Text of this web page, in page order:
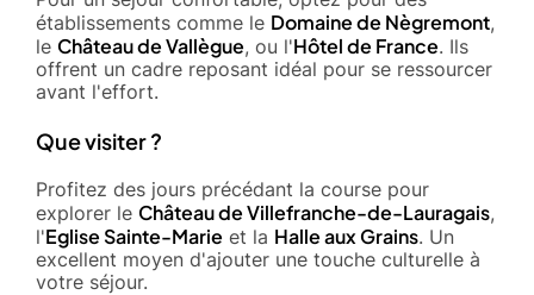
établissements comme le Domaine de Nègremont,
le Château de Vallègue, ou l'Hôtel de France. Ils
offrent un cadre reposant idéal pour se ressourcer
avant l'effort.
Que visiter ?
Profitez des jours précédant la course pour
explorer le Château de Villefranche-de-Lauragais,
l'Eglise Sainte-Marie et la Halle aux Grains. Un
excellent moyen d'ajouter une touche culturelle à
votre séjour.